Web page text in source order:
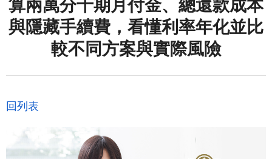
算兩萬分十期月付金、總還款成本
與隱藏手續費，看懂利率年化並比
較不同方案與實際風險
回列表